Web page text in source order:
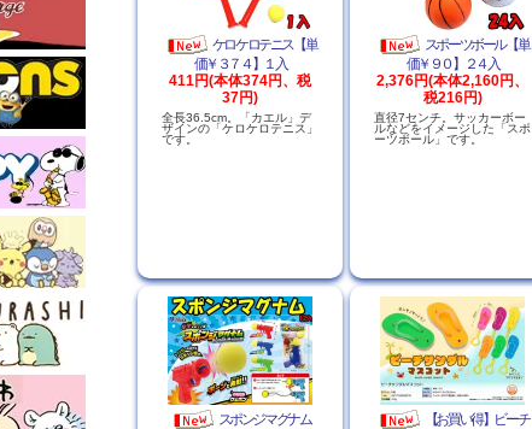
ケロケロテニス【単
価￥３７４】１入
411円(本体374円、税
37円)
全長36.5cm。「カエル」デ
ザインの「ケロケロテニス」
です。
スポーツボール【単
価￥９０】２４入
2,376円(本体2,160円、
税216円)
直径7センチ。サッカーボー
ルなどをイメージした「スポ
ーツボール」です。
スポンジマグナム
【お買い得】ビーチ